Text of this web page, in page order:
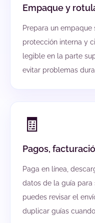
Empaque y
Prepara un empaque
protección interna y
legible en la parte
evitar problemas
🧾
Pagos,
Paga en línea,
datos de la guía para
puedes revisar el
duplicar guías